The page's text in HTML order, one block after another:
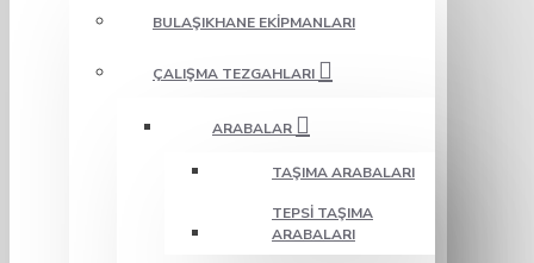
BULAŞIKHANE EKIPMANLARI
ÇALIŞMA TEZGAHLARI
ARABALAR
TAŞIMA ARABALARI
TEPSI TAŞIMA
ARABALARI